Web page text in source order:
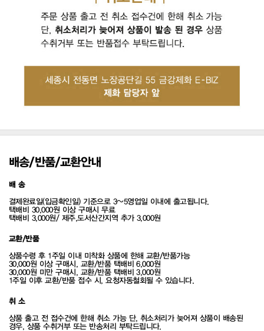
배송/반품/교환안내
배 송
결제완료일(입금확인일) 기준으로 3~5영업일 이내에 출고됩니다.
택배비 30,000원 이상 구매시 무료
택배비 3,000원/ 제주,도서산간지역 추가 3,000원
교환/반품
상품수령 후 1주일 이내 미착화 상품에 한해 교환/반품가능
30,000원 이상 구매시, 교환/반품 택배비 6,000원
30,000원 미만 구매시, 교환/반품 택배비 3,000원
1주일 이후 교환/반품 접수 시, 요청자동철회될 수 있습니다.
취 소
상품 출고 전 접수건에 한해 취소 가능 단, 취소처리가 늦어져 상품이 배송된
경우, 상품 수취거부 또는 반송처리 부탁드립니다.